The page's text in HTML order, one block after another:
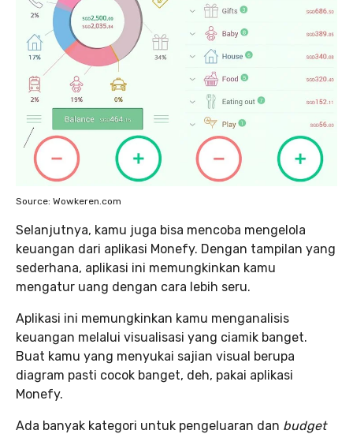
Source: Wowkeren.com
Selanjutnya, kamu juga bisa mencoba mengelola
keuangan dari aplikasi Monefy. Dengan tampilan yang
sederhana, aplikasi ini memungkinkan kamu
mengatur uang dengan cara lebih seru.
Aplikasi ini memungkinkan kamu menganalisis
keuangan melalui visualisasi yang ciamik banget.
Buat kamu yang menyukai sajian visual berupa
diagram pasti cocok banget, deh, pakai aplikasi
Monefy.
Ada banyak kategori untuk pengeluaran dan budget